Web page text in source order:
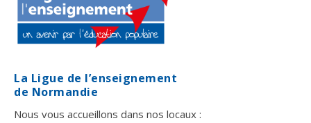
La Ligue de l’enseignement
de Normandie
Nous vous accueillons dans nos locaux :